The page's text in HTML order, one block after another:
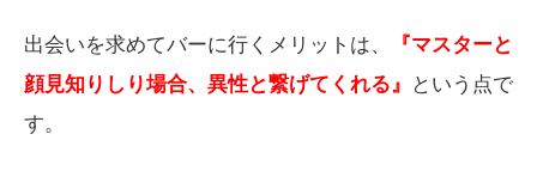
出会いを求めてバーに行くメリットは、
『マスターと
顔見知りしり場合、異性と繋げてくれる』
という点で
す。